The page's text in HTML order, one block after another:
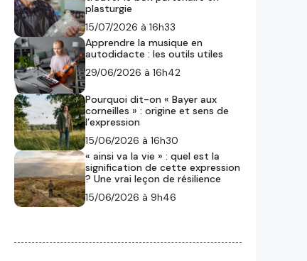
plasturgie
15/07/2026 à 16h33
Apprendre la musique en
autodidacte : les outils utiles
29/06/2026 à 16h42
Pourquoi dit-on « Bayer aux
corneilles » : origine et sens de
l’expression
15/06/2026 à 16h30
« ainsi va la vie » : quel est la
signification de cette expression
? Une vrai leçon de résilience
15/06/2026 à 9h46